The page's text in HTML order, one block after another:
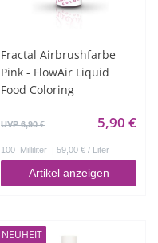
Fractal Airbrushfarbe
Pink - FlowAir Liquid
Food Coloring
UVP 6,90 € 5,90 €
100 Milliliter | 59,00 € / Liter
Artikel anzeigen
NEUHEIT